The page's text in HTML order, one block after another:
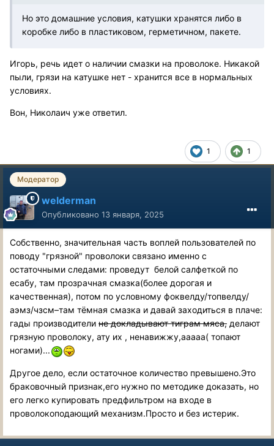
Но это домашние условия, катушки хранятся либо в
коробке либо в пластиковом, герметичном, пакете.
Игорь, речь идет о наличии смазки на проволоке. Никакой
пыли, грязи на катушке нет - хранится все в нормальных
условиях.
Вон, Николаич уже ответил.
1 1
Модератор
welderman
Опубликовано 13 января, 2025
Собственно, значительная часть воплей пользователей по
поводу "грязной" проволоки связано именно с
остаточными следами: проведут белой салфеткой по
есабу, там прозрачная смазка(более дорогая и
качественная), потом по условному фоквелду/топвелду/
аэмз/чзсм–там тёмная смазка и давай заходиться в плаче:
гады производители не докладывают тиграм мяса, делают
грязную проволоку, ату их , ненавижжу,ааааа( топают
ногами)...
Другое дело, если остаточное количество превышено.Это
браковочный признак,его нужно по методике доказать, но
его легко купировать предфильтром на входе в
проволокоподающий механизм.Просто и без истерик.